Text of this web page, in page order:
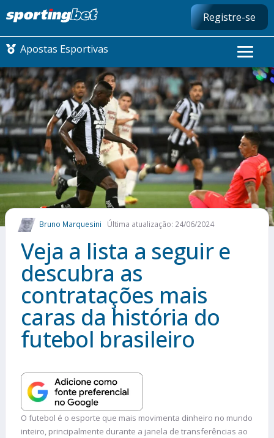
Registre-se
Apostas Esportivas
CONMEBOL LIBERTADORES
FUTEBOL NACIONAL
FUTEBOL INTERNACIONAL
COMO APOSTAR
MAIS ESPORTES
Bruno Marquesini Última atualização: 24/06/2024
Veja a lista a seguir e
descubra as
contratações mais
caras da história do
futebol brasileiro
O futebol é o esporte que mais movimenta dinheiro no mundo
inteiro, principalmente durante a janela de transferências ao